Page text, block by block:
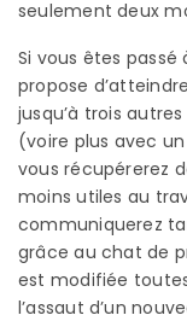
seulement deux
Si vous êtes
propose
jusqu’à trois
(voire plus avec
vous récupérerez
moins utiles au
communiquerez
grâce au chat de
est modifiée
l’assaut d’un